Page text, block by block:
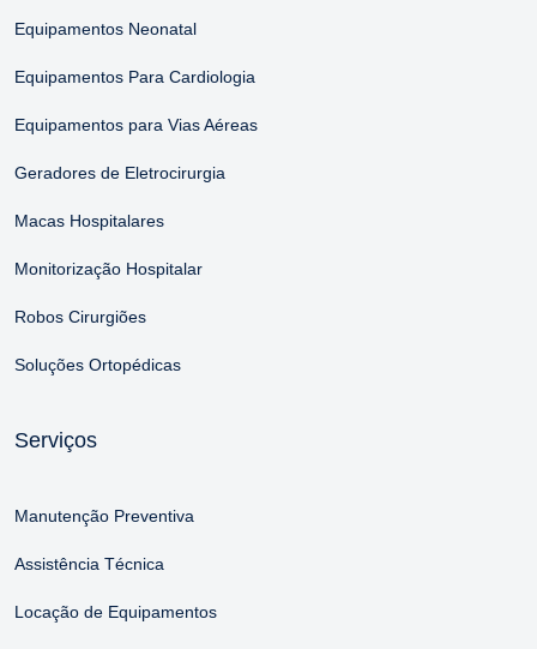
Equipamentos Neonatal
Equipamentos Para Cardiologia
Equipamentos para Vias Aéreas
Geradores de Eletrocirurgia
Macas Hospitalares
Monitorização Hospitalar
Robos Cirurgiões
Soluções Ortopédicas
Serviços
Manutenção Preventiva
Assistência Técnica
Locação de Equipamentos